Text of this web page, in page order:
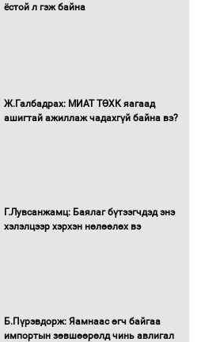
16 төрлийн эмийг нэг эх үүсвэрээс
Бүх шатанд хэмнэлтийн горимд
шилжиж, найр наадам, зөвлөгөөн,
ёстой л гэж байна
Ж.Галбадрах: МИАТ ТӨХК яагаад
ашигтай ажиллаж чадахгүй байна вэ?
Г.Лувсанжамц: Баялаг бүтээгчдэд энэ
хэлэлцээр хэрхэн нөлөөлөх вэ
Б.Пүрэвдорж: Яамнаас өгч байгаа
импортын зөвшөөрөлд чинь авлигал